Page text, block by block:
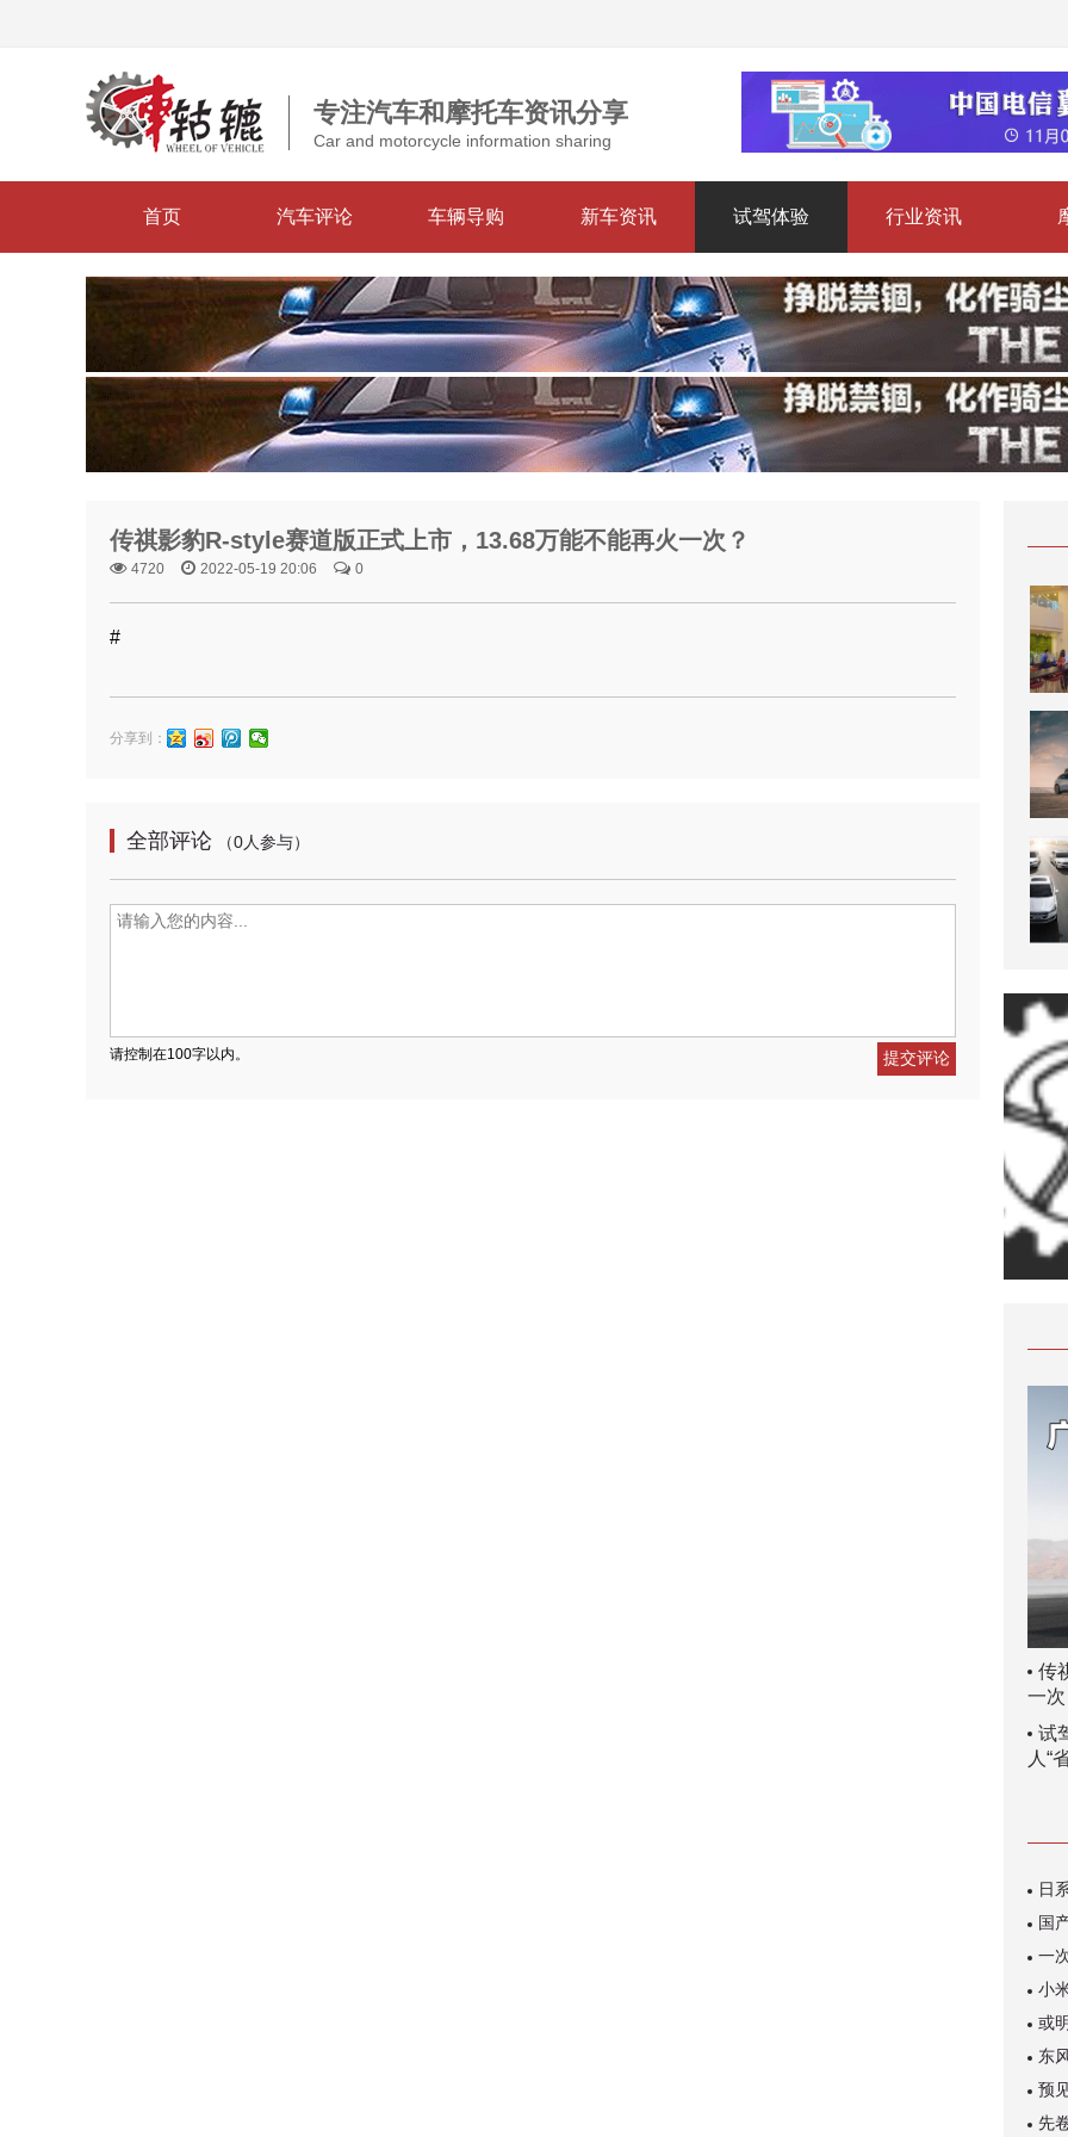
专注汽车和摩托车资讯分享
Car and motorcycle information sharing
首页 汽车评论 车辆导购 新车资讯 试驾体验 行业资讯
传祺影豹R-style赛道版正式上市，13.68万能不能再火一次？
4720 2022-05-19 20:06 0
#
分享到：
全部评论 （0人参与）
请控制在100字以内。 提交评论
传
一
试
人“